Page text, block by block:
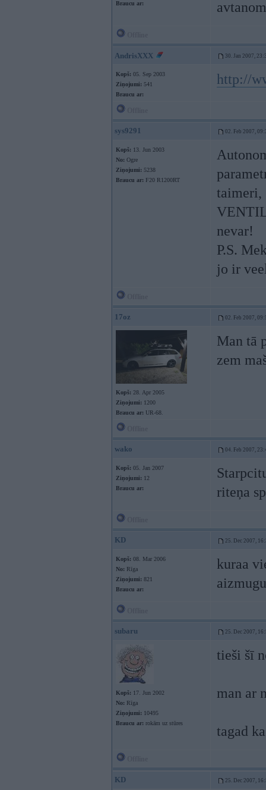
Braucu ar:
AndrisXXX 30. Jan 2007,
Kopš: 05. Sep 2003
Ziņojumi: 541
Braucu ar:
http://
sys9291 02. Feb 2007,
Kopš: 13. Jun 2003
No: Ogre
Ziņojumi: 5238
Braucu ar: F20 R1200RT
taimeri,
nevar!
P.S.
jo ir
17oz 02. Feb 2007,
Kopš: 28. Apr 2005
Ziņojumi: 1200
Braucu ar: UR-68.
Man tā
zem
wako 04. Feb 2007,
Kopš: 05. Jan 2007
Ziņojumi: 12
Braucu ar:
riteņa
KD 25. Dec 2007,
Kopš: 08. Mar 2006
No: Rīga
Ziņojumi: 821
Braucu ar:
kuraa
subaru 25. Dec 2007,
Kopš: 17. Jun 2002
No: Rīga
Ziņojumi: 10495
Braucu ar: rokām uz stūres
tieši šī
man ar
tagad
KD 25. Dec 2007,